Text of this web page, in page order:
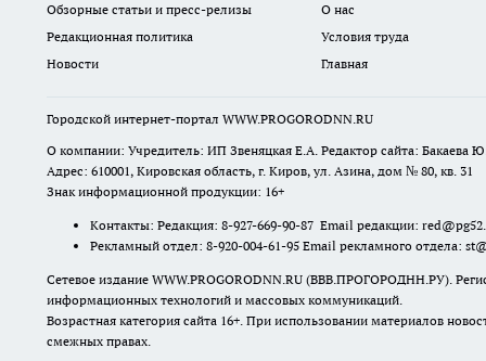
Обзорные статьи и пресс-релизы
О нас
Редакционная политика
Условия труда
Новости
Главная
Городской интернет-портал WWW.PROGORODNN.RU
О компании: Учредитель: ИП Звеняцкая Е.А. Редактор сайта: Бакаева
Адрес: 610001, Кировская область, г. Киров, ул. Азина, дом № 80, кв. 31
Знак информационной продукции: 16+
Контакты: Редакция: 8-927-669-90-87 Email редакции:
Рекламный отдел: 8-920-004-61-95 Email рекламного отдела:
Сетевое издание WWW.PROGORODNN.RU (ВВВ.ПРОГОРОДНН.РУ).
информационных технологий и массовых коммуникаций.
Возрастная категория сайта 16+. При использовании материалов
смежных правах.